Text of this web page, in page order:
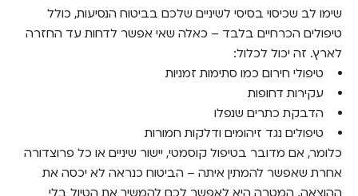
שימו לב שכיסוי בסיסי לשיניים שלכם בביטוח הנסיעות, כולל
טיפולים הכרחיים בלבד – כאלה שאי אפשר לדחות עד החזרה
לארץ. זה יכול לכלול:
טיפולי חירום כמו סתימות זמניות
עקירות דחופות
הדבקת כתרים שנפלו
טיפולים נגד זיהומים ודלקות חמורות
כלומר, אם מדובר בטיפול קוסמטי, יישור שיניים או כל פרוצדורה
אחרת שאפשר להמתין איתה – הביטוח כנראה לא יכסה את
ההוצאה. המטרה היא לאפשר לכם להמשיך את הטיול בלי